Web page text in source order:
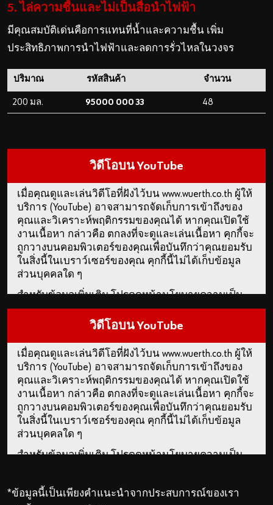
5. ไล่ความชื้นและไม่เป็นสื่อนำไฟฟ้า
มีคุณสมบัติเด่นคือการแทนที่น้ำและความชื้น เพิ่ม
ประสิทธิภาพการนำไฟฟ้าและลดการรั่วไหลในวงจร
ปริมาณ รหัสสินค้า จำนวน
200 มล. 95000 000 33 48
วิดีโอบน YouTube
เมื่อคุณดูและเล่นวิดีโอที่ฝังไว้บน www.wuerth.co.th ผู้ให้
บริการ (YouTube) อาจสามารถจัดเก็บการเข้าถึงของ
คุณและวิเคราะห์พฤติกรรมของคุณได้ หากคุณเปิดใช้
งานเนื้อหา กล่าวคือ ตกลงที่จะดูและเล่นเนื้อหา คุกกี้จะ
ถูกวางบนคอมพิวเตอร์ของคุณเพื่อบันทึกว่าคุณยอมรับ
ในสิ่งนี้ในเบราว์เซอร์ของคุณ คุกกี้นี้ไม่ได้เก็บข้อมูล
ส่วนบุคคลใด ๆ
สำหรับข้อมูลเพิ่มเติม โปรดดูหน้านโยบายความเป็น
ส่วนตัวและคุกกี้ของเรา
คุณยังสามารถใช้ลิงก์นี้เพื่อเข้าถึงวิดีโอได้โดยตรงบน
แพลตฟอร์มของผู้ให้บริการ:https://youtu.be/s4Vte0t8-
Y0
วิดีโอบน YouTube
เมื่อคุณดูและเล่นวิดีโอที่ฝังไว้บน www.wuerth.co.th ผู้ให้
บริการ (YouTube) อาจสามารถจัดเก็บการเข้าถึงของ
คุณและวิเคราะห์พฤติกรรมของคุณได้ หากคุณเปิดใช้
งานเนื้อหา กล่าวคือ ตกลงที่จะดูและเล่นเนื้อหา คุกกี้จะ
ถูกวางบนคอมพิวเตอร์ของคุณเพื่อบันทึกว่าคุณยอมรับ
ในสิ่งนี้ในเบราว์เซอร์ของคุณ คุกกี้นี้ไม่ได้เก็บข้อมูล
ส่วนบุคคลใด ๆ
สำหรับข้อมูลเพิ่มเติม โปรดดูหน้านโยบายความเป็น
เปิดใช้งานเนื้อหา
*ข้อมูลนี้เป็นเพียงคำแนะนำจากประสบการณ์ของเรา